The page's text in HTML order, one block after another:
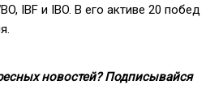
IBF и IBO. В его активе 20 побед
новостей? Подписывайся